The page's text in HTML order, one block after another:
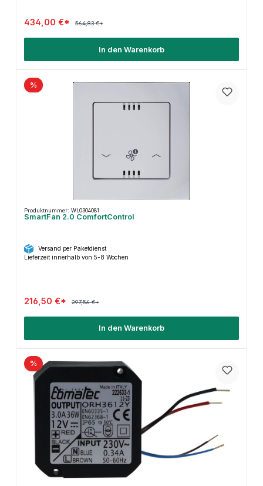
434,00 €* 564,83 €*
In den Warenkorb
%
Produktnummer: WL0304081
SmartFan 2.0 ComfortControl
Versand per Paketdienst
Lieferzeit innerhalb von 5-8 Wochen
216,50 €* 297,56 €*
In den Warenkorb
%